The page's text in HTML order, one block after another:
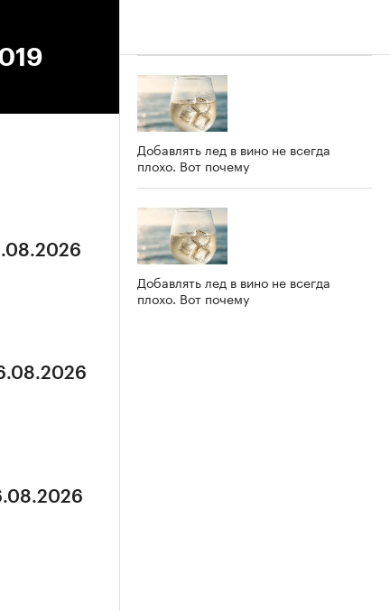
Добавлять лед в вино не всегда
плохо. Вот почему
Добавлять лед в вино не всегда
плохо. Вот почему